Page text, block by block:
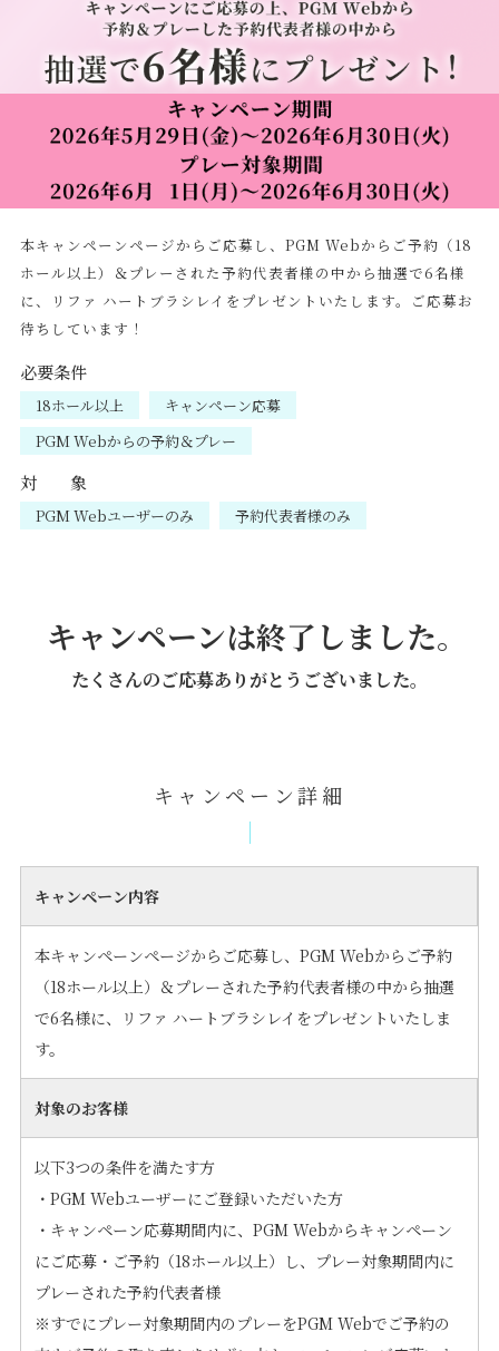
本キャンペーンページからご応募し、PGM Webからご予約（18
ホール以上）＆プレーされた予約代表者様の中から抽選で6名様
に、リファ ハートブラシレイをプレゼントいたします。ご応募お
待ちしています！
必要条件
18ホール以上
キャンペーン応募
PGM Webからの予約＆プレー
対 象
PGM Webユーザーのみ 予約代表者様のみ
キャンペーンは終了しました。
たくさんのご応募ありがとうございました。
キャンペーン詳細
キャンペーン内容
本キャンペーンページからご応募し、PGM Webからご予約
（18ホール以上）＆プレーされた予約代表者様の中から抽選
で6名様に、リファ ハートブラシレイをプレゼントいたしま
す。
対象のお客様
以下3つの条件を満たす方
・PGM Webユーザーにご登録いただいた方
・キャンペーン応募期間内に、PGM Webからキャンペーン
にご応募・ご予約（18ホール以上）し、プレー対象期間内に
プレーされた予約代表者様
※すでにプレー対象期間内のプレーをPGM Webでご予約の